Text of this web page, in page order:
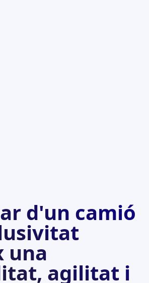
d'un camió
una
agilitat i